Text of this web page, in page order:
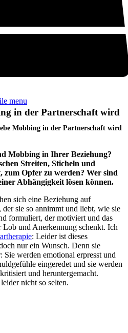
menu
in der Partnerschaft wird
Mobbing in der Partnerschaft wird
Mobbing in Ihrer Beziehung?
Streiten, Sticheln und
zum Opfer zu werden? Wer sind
Abhängigkeit lösen können.
sich eine Beziehung auf
der sie so annimmt und liebt, wie sie
formuliert, der motiviert und das
und Anerkennung schenkt. Ich
: Leider ist dieses
nur ein Wunsch. Denn sie
Sie werden emotional erpresst und
eingeredet und sie werden
und heruntergemacht.
nicht so selten.